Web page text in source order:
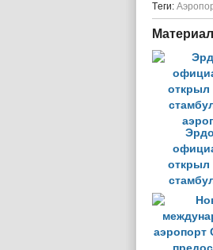
Tеги:
открыл